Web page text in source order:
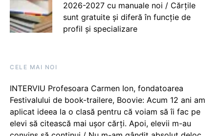
2026-2027 cu manuale noi / Cărțile
sunt gratuite și diferă în funcție de
profil și specializare
CELE MAI NOI
INTERVIU Profesoara Carmen Ion, fondatoarea
Festivalului de book-trailere, Boovie: Acum 12 ani am
aplicat ideea la o clasă pentru că voiam să îi fac pe
elevi să citească mai ușor cărți. Apoi, elevii m-au